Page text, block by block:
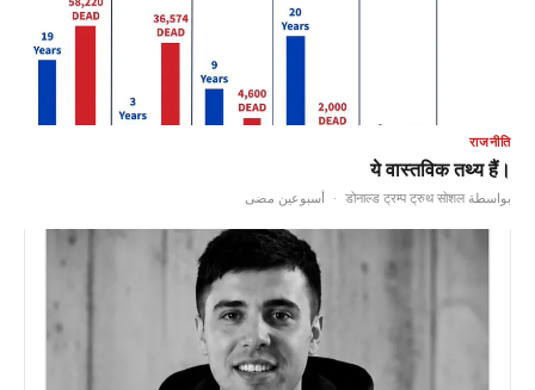
राजनीति
ये वास्तविक तथ्य हैं।
بواسطة डोनाल्ड ट्रम्प ट्रुथ सोशल · أسبوعين مضى